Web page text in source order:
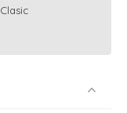
Clasic